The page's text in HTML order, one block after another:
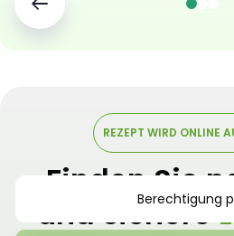
REZEPT WIRD ONLINE
Finden Sie
und sichere
Berechtigung